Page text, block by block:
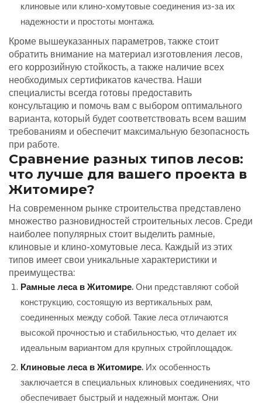
клиновые или клино-хомутовые соединения из-за их
надежности и простоты монтажа.
Кроме вышеуказанных параметров, также стоит
обратить внимание на материал изготовления лесов,
его коррозийную стойкость, а также наличие всех
необходимых сертификатов качества. Наши
специалисты всегда готовы предоставить
консультацию и помочь вам с выбором оптимального
варианта, который будет соответствовать всем вашим
требованиям и обеспечит максимальную безопасность
при работе.
Сравнение разных типов лесов:
что лучше для вашего проекта в
Житомире?
На современном рынке строительства представлено
множество разновидностей строительных лесов. Среди
наиболее популярных стоит выделить рамные,
клиновые и клино-хомутовые леса. Каждый из этих
типов имеет свои уникальные характеристики и
преимущества:
Рамные леса в Житомире. Они представляют собой
конструкцию, состоящую из вертикальных рам,
соединенных между собой. Такие леса отличаются
высокой прочностью и стабильностью, что делает их
идеальным вариантом для крупных стройплощадок.
Клиновые леса в Житомире. Их особенность
заключается в специальных клиновых соединениях, что
обеспечивает быстрый и надежный монтаж. Они